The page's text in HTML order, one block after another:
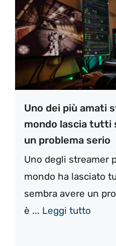
Uno dei più amati
mondo lascia tutti
un problema serio
Uno degli streamer
mondo ha lasciato
sembra avere un
è ... Leggi tutto